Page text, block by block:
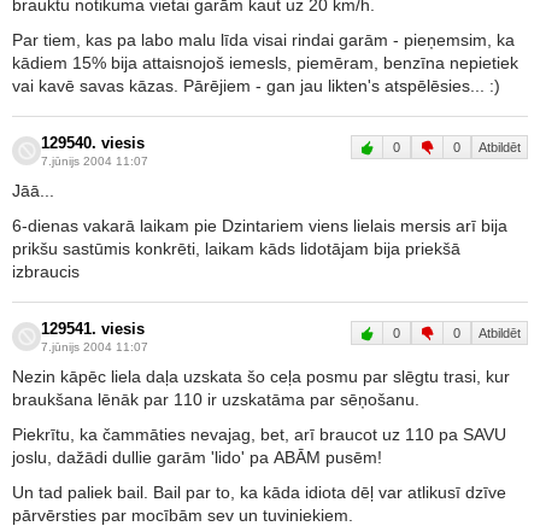
brauktu notikuma vietai garām kaut uz 20 km/h.
Par tiem, kas pa labo malu līda visai rindai garām - pieņemsim, ka
kādiem 15% bija attaisnojoš iemesls, piemēram, benzīna nepietiek
vai kavē savas kāzas. Pārējiem - gan jau likten's atspēlēsies... :)
129540. viesis
7.jūnijs 2004 11:07
0 0 Atbildēt
Jāā...
6-dienas vakarā laikam pie Dzintariem viens lielais mersis arī bija
prikšu sastūmis konkrēti, laikam kāds lidotājam bija priekšā
izbraucis
129541. viesis
7.jūnijs 2004 11:07
0 0 Atbildēt
Nezin kāpēc liela daļa uzskata šo ceļa posmu par slēgtu trasi, kur
braukšana lēnāk par 110 ir uzskatāma par sēņošanu.
Piekrītu, ka čammāties nevajag, bet, arī braucot uz 110 pa SAVU
joslu, dažādi dullie garām 'lido' pa ABĀM pusēm!
Un tad paliek bail. Bail par to, ka kāda idiota dēļ var atlikusī dzīve
pārvērsties par mocībām sev un tuviniekiem.